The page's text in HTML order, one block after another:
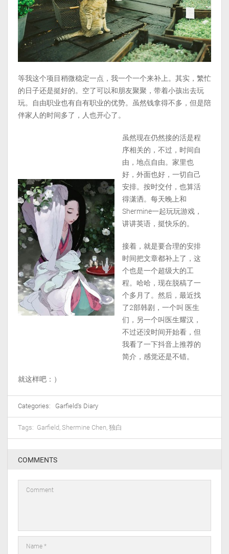
等我这个项目稍微稳定一点，我一个一个来补上。其实，繁忙
的日子还是挺好的。空了可以和朋友聚聚，带着小孩出去玩
玩。自由职业也有自有职业的优势。虽然钱拿得不多，但是陪
伴家人的时间多了，人也开心了。
虽然现在仍然接的活是程
序相关的，不过，时间自
由，地点自由。家里也
好，外面也好，一切自己
安排。按时交付，也算活
得潇洒。每天晚上和
Shermine一起玩玩游戏，
讲讲英语，挺快乐的。
接着，就是要合理的安排
时间把文章都补上了，这
个也是一个超级大的工
程。哈哈，现在脱稿了一
个多月了。然后，最近找
了2部韩剧，一个叫 医生
们，另一个叫医生耀汉，
不过还没时间开始看，但
我看了一下抖音上推荐的
简介，感觉还是不错。
就这样吧：）
Categories: Garfield's Diary
Tags: Garfield, Shermine Chen, 独白
COMMENTS